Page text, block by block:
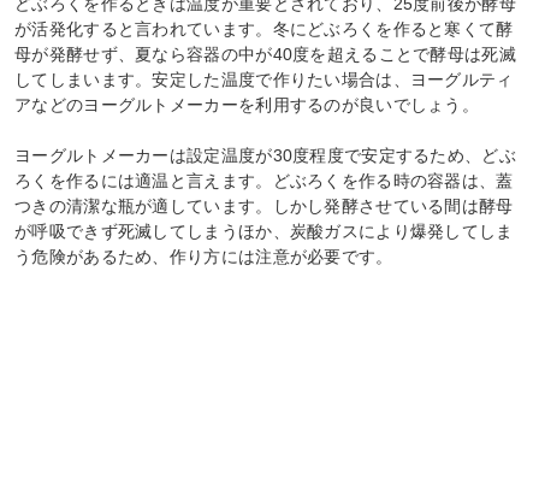
が活発化すると言われています。冬にどぶろくを作ると寒くて酵
母が発酵せず、夏なら容器の中が40度を超えることで酵母は死滅
してしまいます。安定した温度で作りたい場合は、ヨーグルティ
アなどのヨーグルトメーカーを利用するのが良いでしょう。
ヨーグルトメーカーは設定温度が30度程度で安定するため、どぶ
ろくを作るには適温と言えます。どぶろくを作る時の容器は、蓋
つきの清潔な瓶が適しています。しかし発酵させている間は酵母
が呼吸できず死滅してしまうほか、炭酸ガスにより爆発してしま
う危険があるため、作り方には注意が必要です。